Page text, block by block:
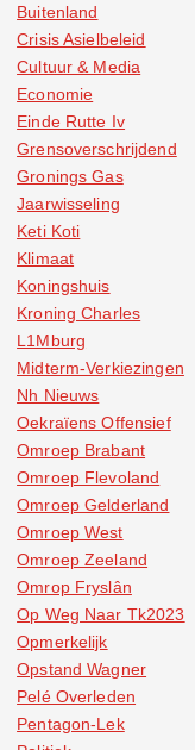
Buitenland
Crisis Asielbeleid
Cultuur & Media
Economie
Einde Rutte Iv
Grensoverschrijdend
Gronings Gas
Jaarwisseling
Keti Koti
Klimaat
Koningshuis
Kroning Charles
L1Mburg
Midterm-Verkiezingen
Nh Nieuws
Oekraïens Offensief
Omroep Brabant
Omroep Flevoland
Omroep Gelderland
Omroep West
Omroep Zeeland
Omrop Fryslân
Op Weg Naar Tk2023
Opmerkelijk
Opstand Wagner
Pelé Overleden
Pentagon-Lek